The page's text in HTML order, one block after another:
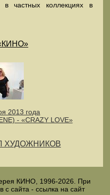
в частных коллекциях в
2013 года
- «CRAZY LOVE»
ХУДОЖНИКОВ
КИНО, 1996-2026. При
с сайта - ссылка на сайт